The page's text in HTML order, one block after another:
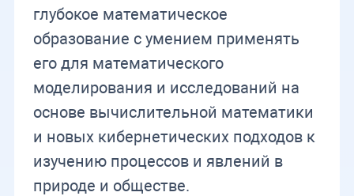
глубокое математическое
образование с умением применять
его для математического
моделирования и исследований на
основе вычислительной математики
и новых кибернетических подходов к
изучению процессов и явлений в
природе и обществе.